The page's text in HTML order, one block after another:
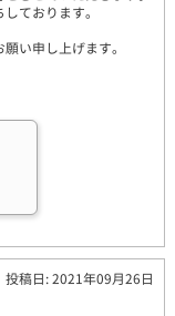
ております。
い申し上げます。
投稿日: 2021年09月26日